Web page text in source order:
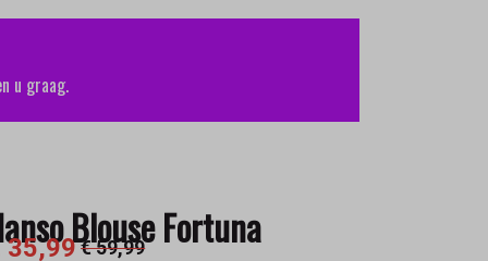
u graag.
Blouse Fortuna
35,99€ 59,99